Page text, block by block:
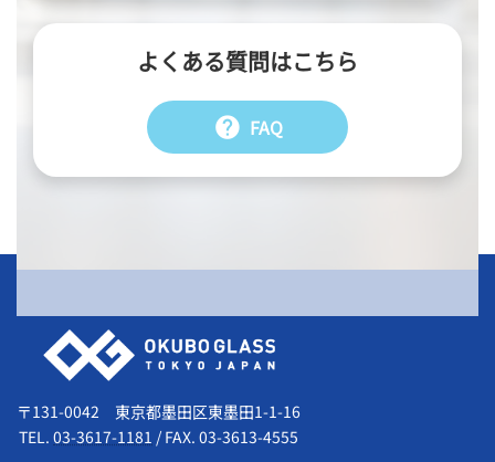
よくある質問はこちら
help FAQ
会社情報
〒131-0042 東京都墨田区東墨田1-1-16
TEL. 03-3617-1181 / FAX. 03-3613-4555